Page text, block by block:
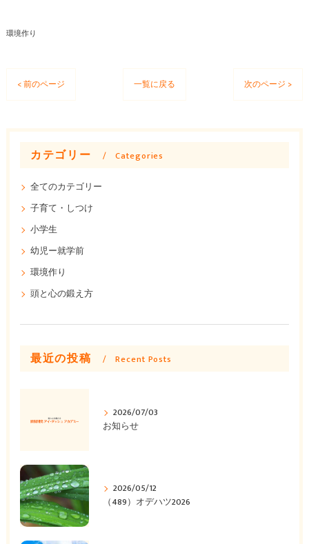
環境作り
< 前のページ 一覧に戻る 次のページ >
カテゴリー Categories
全てのカテゴリー
子育て・しつけ
小学生
幼児ー就学前
環境作り
頭と心の鍛え方
最近の投稿 Recent Posts
2026/07/03
お知らせ
2026/05/12
（489）オデハツ2026